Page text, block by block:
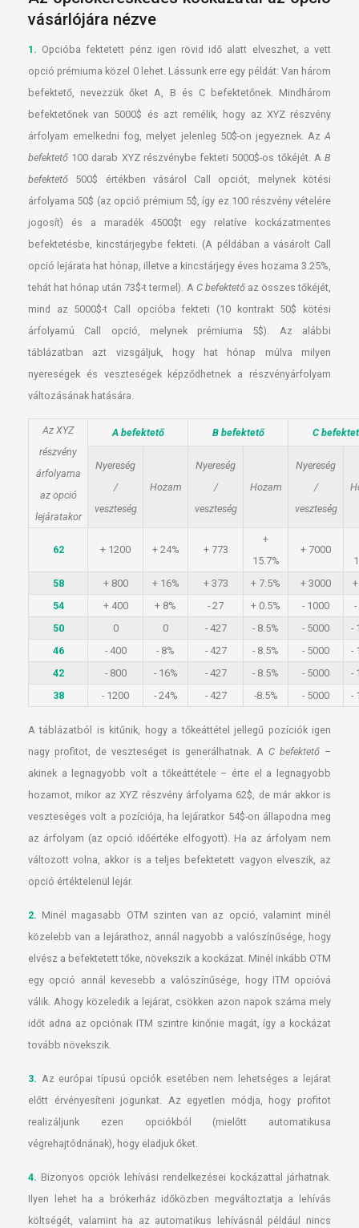
vásárlójára nézve
1. Opcióba fektetett pénz igen rövid idő alatt elveszhet, a vett
opció prémiuma közel 0 lehet. Lássunk erre egy példát: Van három
befektető, nevezzük őket A, B és C befektetőnek. Mindhárom
befektetőnek van 5000$ és azt remélik, hogy az XYZ részvény
árfolyam emelkedni fog, melyet jelenleg 50$-on jegyeznek. Az A
befektető 100 darab XYZ részvénybe fekteti 5000$-os tőkéjét. A B
befektető 500$ értékben vásárol Call opciót, melynek kötési
árfolyama 50$ (az opció prémium 5$, így ez 100 részvény vételére
jogosít) és a maradék 4500$t egy relatíve kockázatmentes
befektetésbe, kincstárjegybe fekteti. (A példában a vásárolt Call
opció lejárata hat hónap, illetve a kincstárjegy éves hozama 3.25%,
tehát hat hónap után 73$-t termel). A C befektetőaz összes tőkéjét,
mind az 5000$-t Call opcióba fekteti (10 kontrakt 50$ kötési
árfolyamú Call opció, melynek prémiuma 5$). Az alábbi
táblázatban azt vizsgáljuk, hogy hat hónap múlva milyen
nyereségek és veszteségek képződhetnek a részvényárfolyam
változásának hatására.
Az XYZ
részvény
árfolyama
az opció
lejáratakor
A befektető B befektető C
Nyereség
/
veszteség
Hozam
Nyereség
/
veszteség
Hozam
Nyereség
/
veszteség
62 + 1200 + 24% + 773
+
15.7%
+ 7000
58
+ 800 + 16% + 373 + 7.5% + 3000
54
+ 400 + 8% - 27 + 0.5% - 1000
-
50
0 0 - 427 - 8.5% - 5000
-
46
- 400 - 8% - 427 - 8.5% - 5000
-
42
- 800 - 16% - 427 - 8.5% - 5000
-
38
- 1200 - 24% - 427 -8.5% - 5000 -
A táblázatból is kitűnik, hogy a tőkeáttétel jellegű pozíciók igen
nagy profitot, de veszteséget is generálhatnak. A C befektető –
akinek a legnagyobb volt a tőkeáttétele – érte el a legnagyobb
hozamot, mikor az XYZ részvény árfolyama 62$, de már akkor is
veszteséges volt a pozíciója, ha lejáratkor 54$-on állapodna meg
az árfolyam (az opció időértéke elfogyott). Ha az árfolyam nem
változott volna, akkor is a teljes befektetett vagyon elveszik, az
opció értéktelenül lejár.
2. Minél magasabb OTM szinten van az opció, valamint minél
közelebb van a lejárathoz, annál nagyobb a valószínűsége, hogy
elvész a befektetett tőke, növekszik a kockázat. Minél inkább OTM
egy opció annál kevesebb a valószínűsége, hogy ITM opcióvá
válik. Ahogy közeledik a lejárat, csökken azon napok száma mely
időt adna az opciónak ITM szintre kinőnie magát, így a kockázat
tovább növekszik.
3. Az európai típusú opciók esetében nem lehetséges a lejárat
előtt érvényesíteni jogunkat. Az egyetlen módja, hogy profitot
realizáljunk ezen opciókból (mielőtt automatikusa
végrehajtódnának), hogy eladjuk őket.
4. Bizonyos opciók lehívási rendelkezései kockázattal járhatnak.
Ilyen lehet ha a brókerház időközben megváltoztatja a lehívás
költségét, valamint ha az automatikus lehívásnál például nincs